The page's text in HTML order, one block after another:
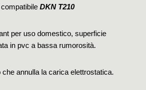
DKN T210
per uso domestico, superficie
in pvc a bassa rumorosità.
annulla la carica elettrostatica.